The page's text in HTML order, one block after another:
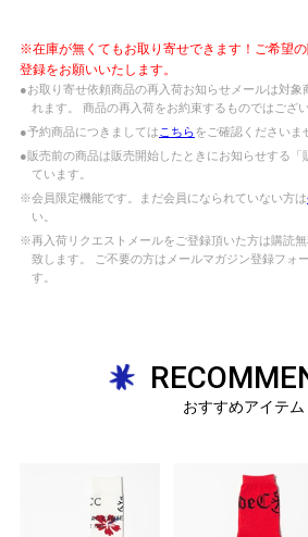
※在庫が無くてもお取り寄せできます！ご希望
登録をお願いいたします。
●お取り寄せ依頼商品の再入荷お知らせメールは対象
れます。 商品の再入荷をお約束するものではござ
●予約商品につきましては こちらをご確認くださいま
●販売前の商品は販売開始したときにお知らせする「
ています。
※会員限定機能です。まだ会員になられていない方は
い。
※再入荷リクエストメールをご登録頂いた方は購読
致します。 ご不要の方はメールマガジン登録フォ
す。
おすすめアイテム